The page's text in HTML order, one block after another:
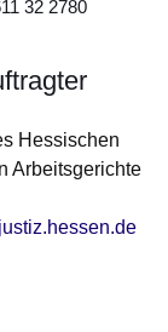
32 2780
Hessischen
Arbeits­gerichte